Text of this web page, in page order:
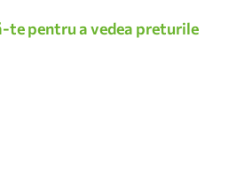
te pentru a vedea preturile